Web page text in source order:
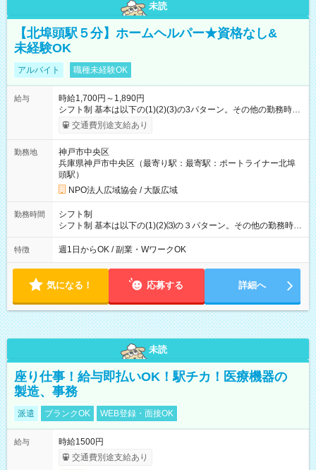
未読
【北埠頭駅５分】ホームヘルパー★資格なし&
未経験OK
アルバイト 職種未経験OK
給与
時給1,700円～1,890円
シフト制 基本は以下の(1)(2)(3)の3パターン。その他の勤務時間
あり。 就業時間(1) 9:00~17:00(実働7時間) 就業時間(2)
17:00~21:00(実働4時間) 就業時間(3) 21:00~9:00(実働8時間・
給） 公共交通による通勤交通費実費支給
交通費別途支給あり
勤務地
神戸市中央区
兵庫県神戸市中央区（最寄り駅：最寄駅：ポートライナー北埠
頭駅）
NPO法人広域協会 / 大阪広域
勤務時間
シフト制
シフト制 基本は以下の(1)(2)⑶の３パターン。その他の勤務時間
あり。 ⑴9:00~17:00 (2)17:00~21:00 (3)21:00~9:00 変形労働時
間制 ※平日のみ不可、土日祝のみ不可。 ※日勤・夜勤どちら
ること
特徴 週1日からOK / 副業・WワークOK
気になる！ 応募する 詳細へ
未読
座り仕事！給与即払いOK！駅チカ！医療機器の
製造、事務
派遣 ブランクOK WEB登録・面接OK
給与
時給1500円
交通費別途支給あり